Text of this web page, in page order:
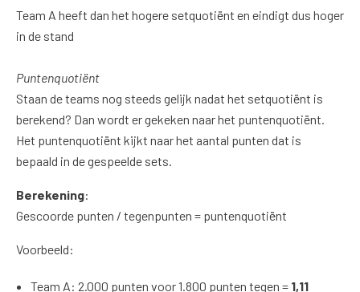
Team A heeft dan het hogere setquotiënt en eindigt dus hoger
in de stand
Puntenquotiënt
Staan de teams nog steeds gelijk nadat het setquotiënt is
berekend? Dan wordt er gekeken naar het puntenquotiënt.
Het puntenquotiënt kijkt naar het aantal punten dat is
bepaald in de gespeelde sets.
Berekening:
Gescoorde punten / tegenpunten = puntenquotiënt
Voorbeeld:
Team A: 2.000 punten voor 1.800 punten tegen = 1,11